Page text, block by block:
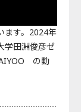
ます。2024年
学田淵俊彦ゼ
の動